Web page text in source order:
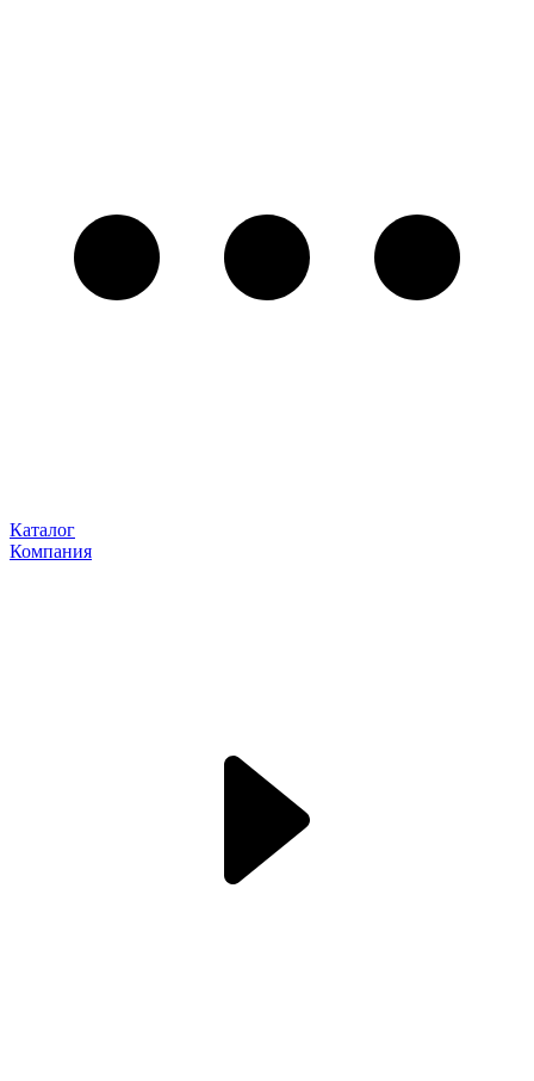
Каталог
Компания